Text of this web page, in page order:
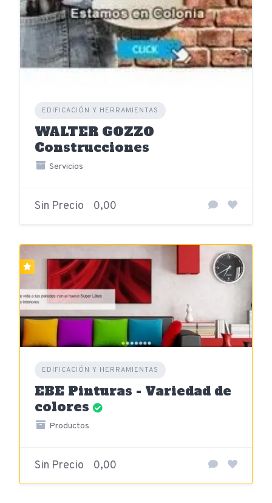
EDIFICACIÓN Y HERRAMIENTAS
WALTER GOZZO
Construcciones
Servicios
Sin Precio 0,00
EDIFICACIÓN Y HERRAMIENTAS
EBE Pinturas - Variedad de
colores
Productos
Sin Precio 0,00